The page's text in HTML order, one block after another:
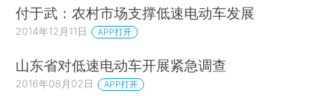
付于武：农村市场支撑低速电动车发展
2014年12月11日 APP打开
山东省对低速电动车开展紧急调查
2016年08月02日 APP打开